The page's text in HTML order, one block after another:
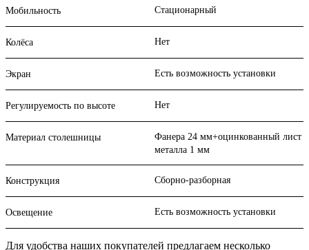
Мобильность Стационарный
Колёса Нет
Экран Есть возможность установки
Регулируемость по высоте Нет
Материал столешницы
Фанера 24 мм+оцинкованный лист
металла 1 мм
Конструкция Сборно-разборная
Освещение Есть возможность установки
Для удобства наших покупателей предлагаем несколько